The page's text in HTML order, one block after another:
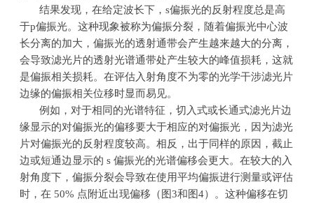
结果发现，在给定波长下，s偏振光的反射程度总是高
于p偏振光。这种现象被称为偏振分裂，随着偏振光中心波
长分离的加大，偏振光的透射通带会产生越来越大的分离，
会导致滤光片的透射光谱通带处产生较大的峰值损耗，这就
是偏振相关损耗。在评估入射角度不为零的光学干涉滤光片
边缘的偏振相关位移时显而易见。
例如，对于相同的光谱特征，切入式或长通式滤光片边
缘显示的对偏振光的偏移要大于相应的对偏振光，因为滤光
片对偏振光的反射程度较高。相反，出于同样的原因，截止
边或短通边显示的 s偏振光的光谱偏移会更大。在较大的入
射角度下，偏振分裂会导致在使用平均偏振进行测量或评估
时，在 50% 点附近出现偏移（图3和图4）。这种偏移在切